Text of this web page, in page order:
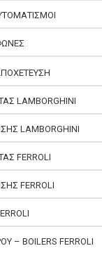
LAMBORGHINI
LAMBORGHINI
FERROLI
FERROLI
– BOILERS FERROLI